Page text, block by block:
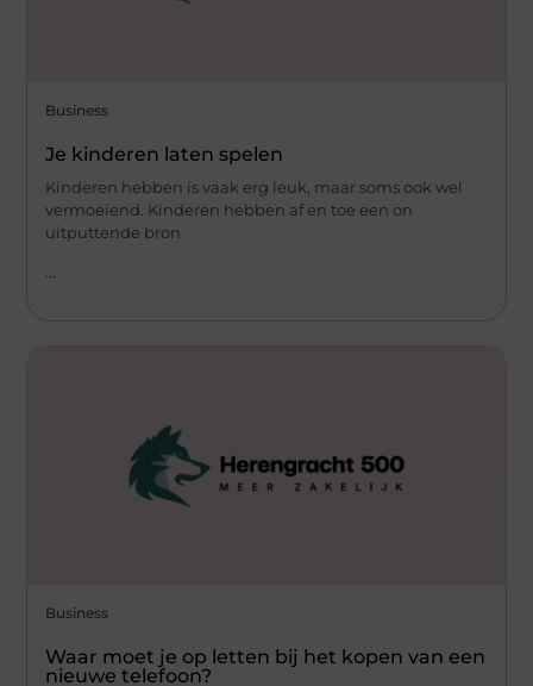
Business
Je kinderen laten spelen
Kinderen hebben is vaak erg leuk, maar soms ook wel
vermoeiend. Kinderen hebben af en toe een on
uitputtende bron
...
Business
Waar moet je op letten bij het kopen van een
nieuwe telefoon?